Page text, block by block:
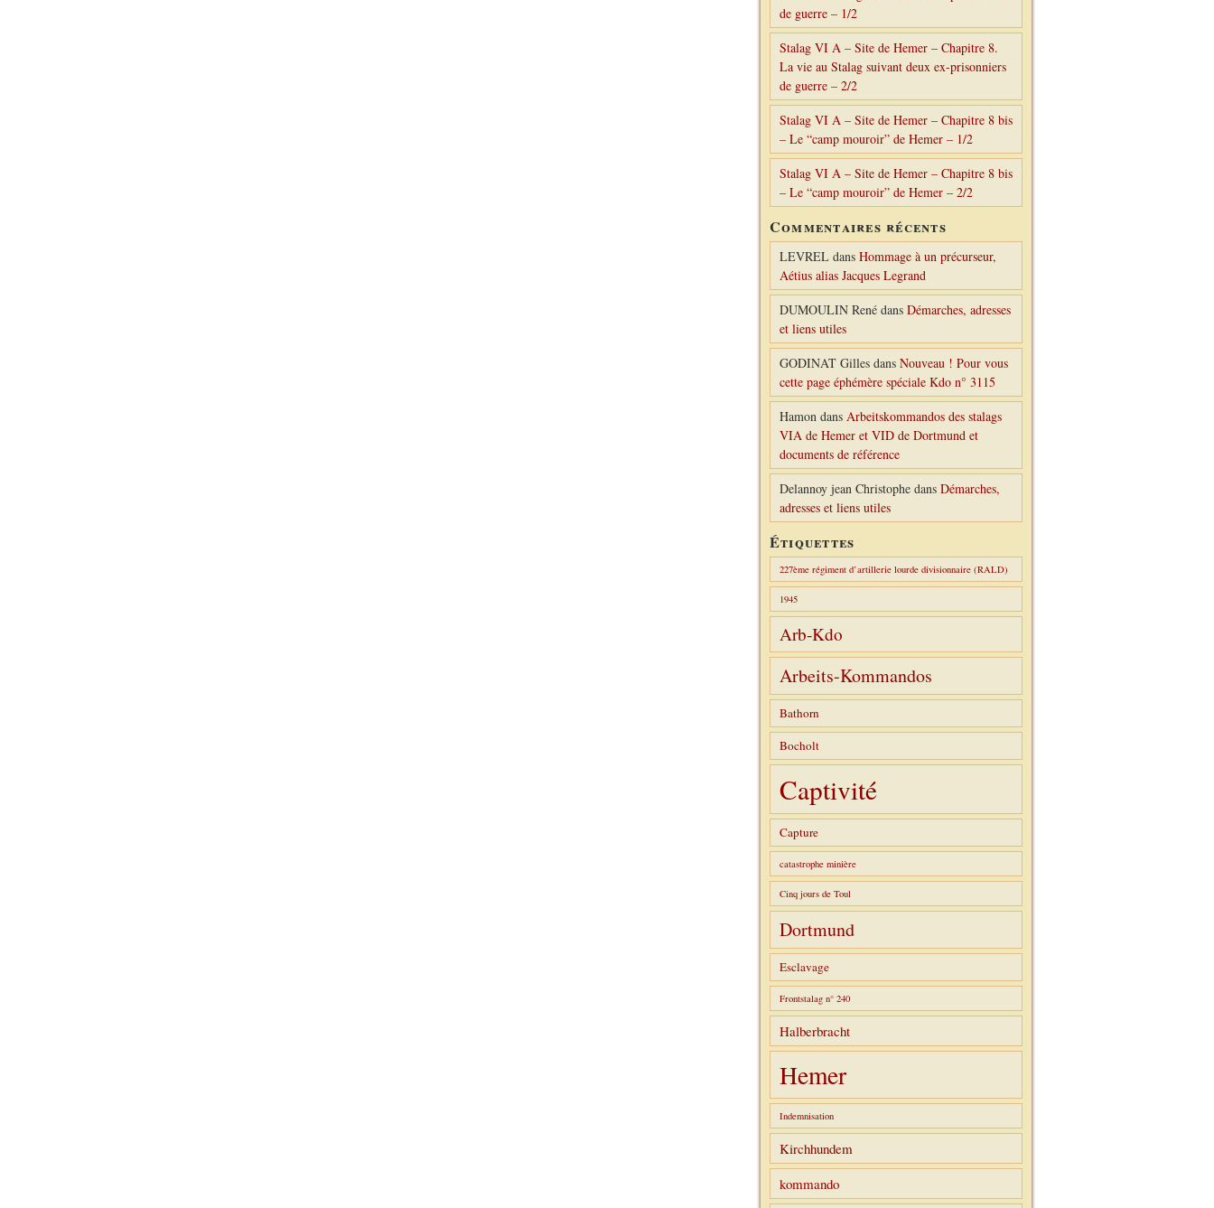
de guerre – 1/2
Stalag VI A – Site de Hemer – Chapitre 8.
La vie au Stalag suivant deux ex-prisonniers
de guerre – 2/2
Stalag VI A – Site de Hemer – Chapitre 8 bis
– Le “camp mouroir” de Hemer – 1/2
Stalag VI A – Site de Hemer – Chapitre 8 bis
– Le “camp mouroir” de Hemer – 2/2
Commentaires récents
LEVREL dans Hommage à un précurseur,
Aétius alias Jacques Legrand
DUMOULIN René dans Démarches, adresses
et liens utiles
GODINAT Gilles dans Nouveau ! Pour vous
cette page éphémère spéciale Kdo n° 3115
Hamon dans Arbeitskommandos des stalags
VIA de Hemer et VID de Dortmund et
documents de référence
Delannoy jean Christophe dans Démarches,
adresses et liens utiles
Étiquettes
227ème régiment d’artillerie lourde divisionnaire (RALD)
1945
Arb-Kdo
Arbeits-Kommandos
Bathorn
Bocholt
Captivité
Capture
catastrophe minière
Cinq jours de Toul
Dortmund
Esclavage
Frontstalag n° 240
Halberbracht
Hemer
Indemnisation
Kirchhundem
kommando